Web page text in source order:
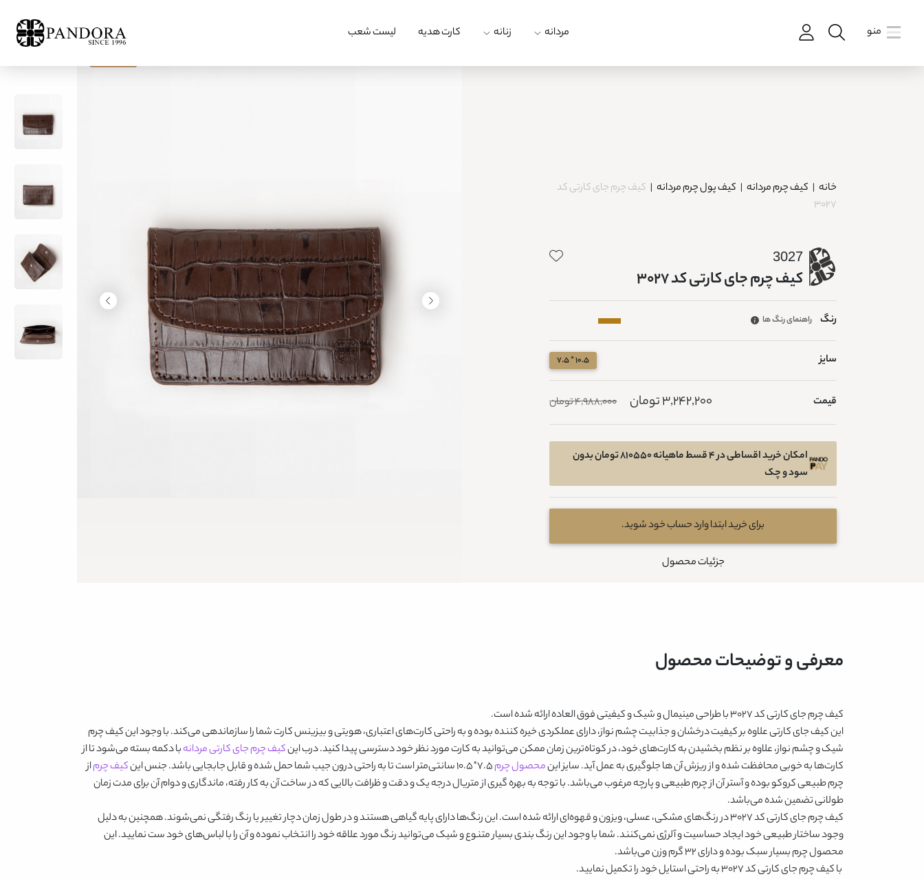
منو مردانه زنانه کارت هدیه لیست شعب
خانه | کیف چرم مردانه | کیف پول چرم مردانه | کیف چرم جای کارتی کد
3027
3027
کیف چرم جای کارتی کد 3027
رنگ راهنمای رنگ ها
سایز 10.5 * 7.5
قیمت 3,242,200 تومان 4,988,000 تومان
امکان خرید اقساطی در 4 قسط ماهیانه 810550 تومان بدون
سود و چک
برای خرید ابتدا وارد حساب خود شوید.
جزئیات محصول
معرفی و توضیحات محصول
کیف چرم جای کارتی کد 3027
با طراحی مینیمال و شیک و کیفیتی فوق العاده ارائه شده است.
این کیف جای کارتی علاوه بر کیفیت درخشان و جذابیت چشم نواز، دارای عملکردی خیره کننده بوده و به راحتی کارت‌های اعتباری، هویتی و بیزینس کارت شما را سازماندهی می‌کند. با وجود این کیف چرم
شیک و چشم نواز، علاوه بر نظم بخشیدن به کارت‌های خود، در کوتاه‌ترین زمان ممکن می‌توانید به کارت مورد نظر خود دسترسی پیدا کنید. درب اینکیف چرم جای کارتی مردانهبا دکمه بسته می‌شود تا از
کارت‌ها به خوبی محافظت شده و از ریزش آن ها جلوگیری به عمل آید. سایز اینمحصول چرم۷.۵*۱۰.۵ سانتی‌متر است تا به راحتی درون جیب شما حمل شده و قابل جابجایی باشد. جنس این کیف چرماز
چرم طبیعی کروکو بوده و آستر آن از چرم طبیعی و پارچه مرغوب می‌باشد. با توجه به بهره گیری از متریال درجه یک و دقت و ظرافت بالایی که در ساخت آن به کار رفته، ماندگاری و دوام آن برای مدت زمان
طولانی تضمین شده می‌باشد.
کیف چرم جای کارتی کد 3027
در رنگ‌هایمشکی، عسلی، ویزون و قهوه‌ایارائه شده است. این رنگ‌ها دارای پایه گیاهی هستند و در طول زمان دچار تغییر یا رنگ رفتگی نمی‌شوند. همچنین به دلیل
وجود ساختار طبیعی خود ایجاد حساسیت و آلرژی نمی‌کنند. شما با وجود این رنگ بندی بسیار متنوع و شیک می‌توانید رنگ مورد علاقه خود را انتخاب نموده و آن را با لباس‌های خود ست نمایید. این
محصول چرم بسیار سبک بوده و دارای ۳۲ گرم وزن می‌باشد.
باکیف چرم جای کارتی کد 3027 به راحتی استایل خود را تکمیل نمایید.